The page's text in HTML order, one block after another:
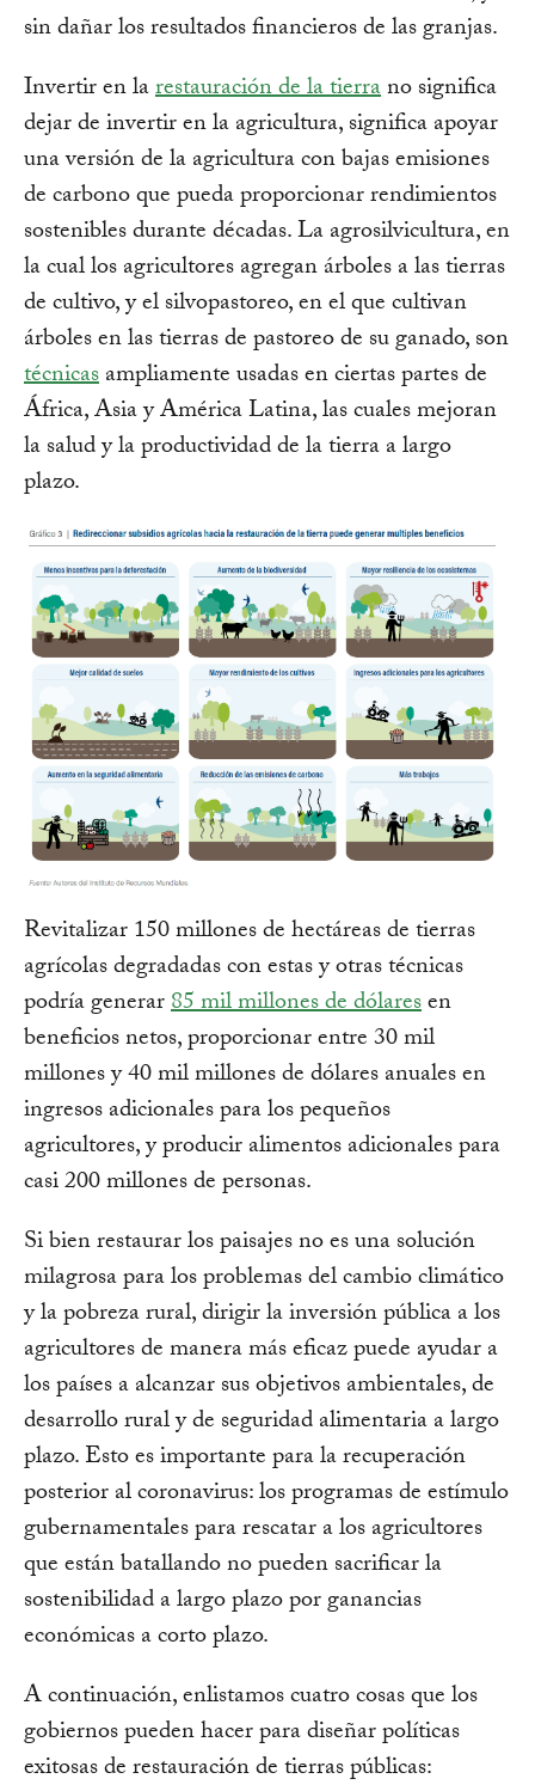
sin dañar los resultados financieros de las granjas.
Invertir en larestauración de la tierrano significa
dejar de invertir en la agricultura, significa apoyar
una versión de la agricultura con bajas emisiones
de carbono que pueda proporcionar rendimientos
sostenibles durante décadas. La agrosilvicultura, en
la cual los agricultores agregan árboles a las tierras
de cultivo, y el silvopastoreo, en el que cultivan
árboles en las tierras de pastoreo de su ganado, son
técnicasampliamente usadas en ciertas partes de
África, Asia y América Latina, las cuales mejoran
la salud y la productividad de la tierra a largo
plazo.
Revitalizar 150 millones de hectáreas de tierras
agrícolas degradadas con estas y otras técnicas
podría generar85 mil millones de dólaresen
beneficios netos, proporcionar entre 30 mil
millones y 40 mil millones de dólares anuales en
ingresos adicionales para los pequeños
agricultores, y producir alimentos adicionales para
casi 200 millones de personas.
Si bien restaurar los paisajes no es una solución
milagrosa para los problemas del cambio climático
y la pobreza rural, dirigir la inversión pública a los
agricultores de manera más eficaz puede ayudar a
los países a alcanzar sus objetivos ambientales, de
desarrollo rural y de seguridad alimentaria a largo
plazo. Esto es importante para la recuperación
posterior al coronavirus: los programas de estímulo
gubernamentales para rescatar a los agricultores
que están batallando no pueden sacrificar la
sostenibilidad a largo plazo por ganancias
económicas a corto plazo.
A continuación, enlistamos cuatro cosas que los
gobiernos pueden hacer para diseñar políticas
exitosas de restauración de tierras públicas: